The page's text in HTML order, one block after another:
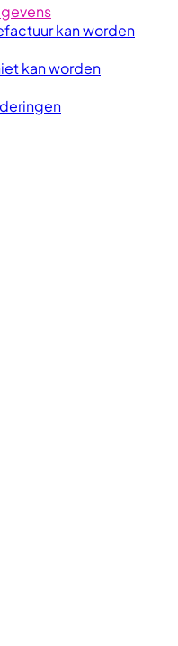
kan worden
kan worden